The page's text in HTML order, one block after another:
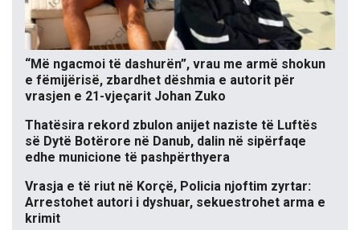
“Më ngacmoi të dashurën”, vrau me armë shokun
e fëmijërisë, zbardhet dëshmia e autorit për
vrasjen e 21-vjeçarit Johan Zuko
Thatësira rekord zbulon anijet naziste të Luftës
së Dytë Botërore në Danub, dalin në sipërfaqe
edhe municione të pashpërthyera
Vrasja e të riut në Korçë, Policia njoftim zyrtar:
Arrestohet autori i dyshuar, sekuestrohet arma e
krimit